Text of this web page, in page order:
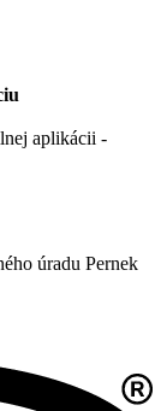
aplikácii -
úradu Pernek